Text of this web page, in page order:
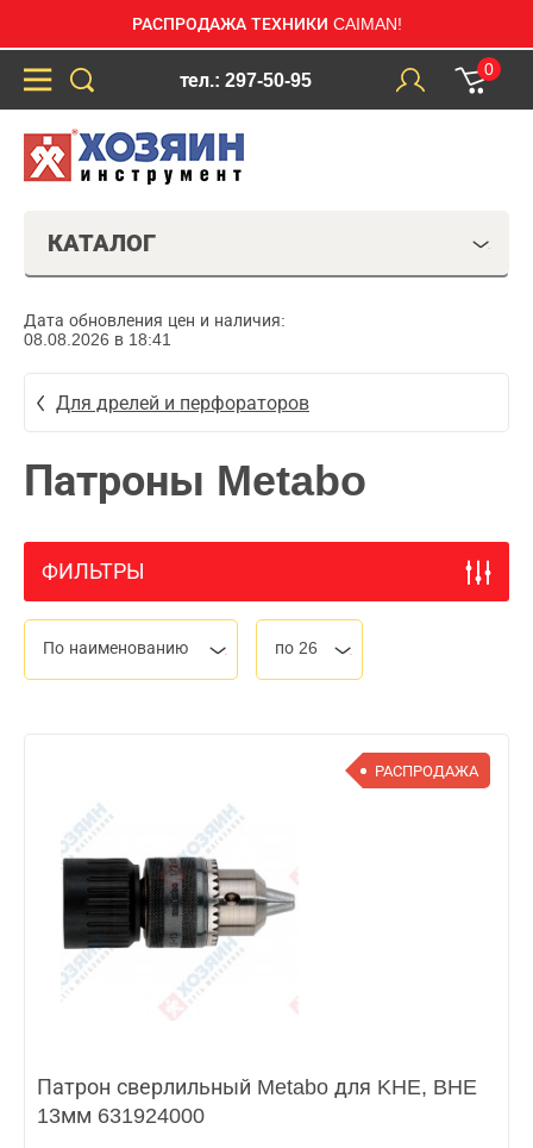
РАСПРОДАЖА ТЕХНИКИ CAIMAN!
тел.: 297-50-95
0
КАТАЛОГ
Дата обновления цен и наличия:
08.08.2026 в 18:41
Для дрелей и перфораторов
Патроны Metabo
ФИЛЬТРЫ
По наименованию по 26
РАСПРОДАЖА
Патрон сверлильный Metabo для KHE, BHE
13мм 631924000